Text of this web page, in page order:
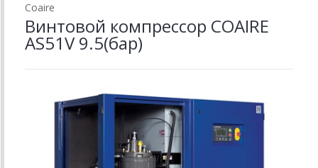
Coaire
Винтовой компрессор COAIRE
AS51V 9.5(бар)